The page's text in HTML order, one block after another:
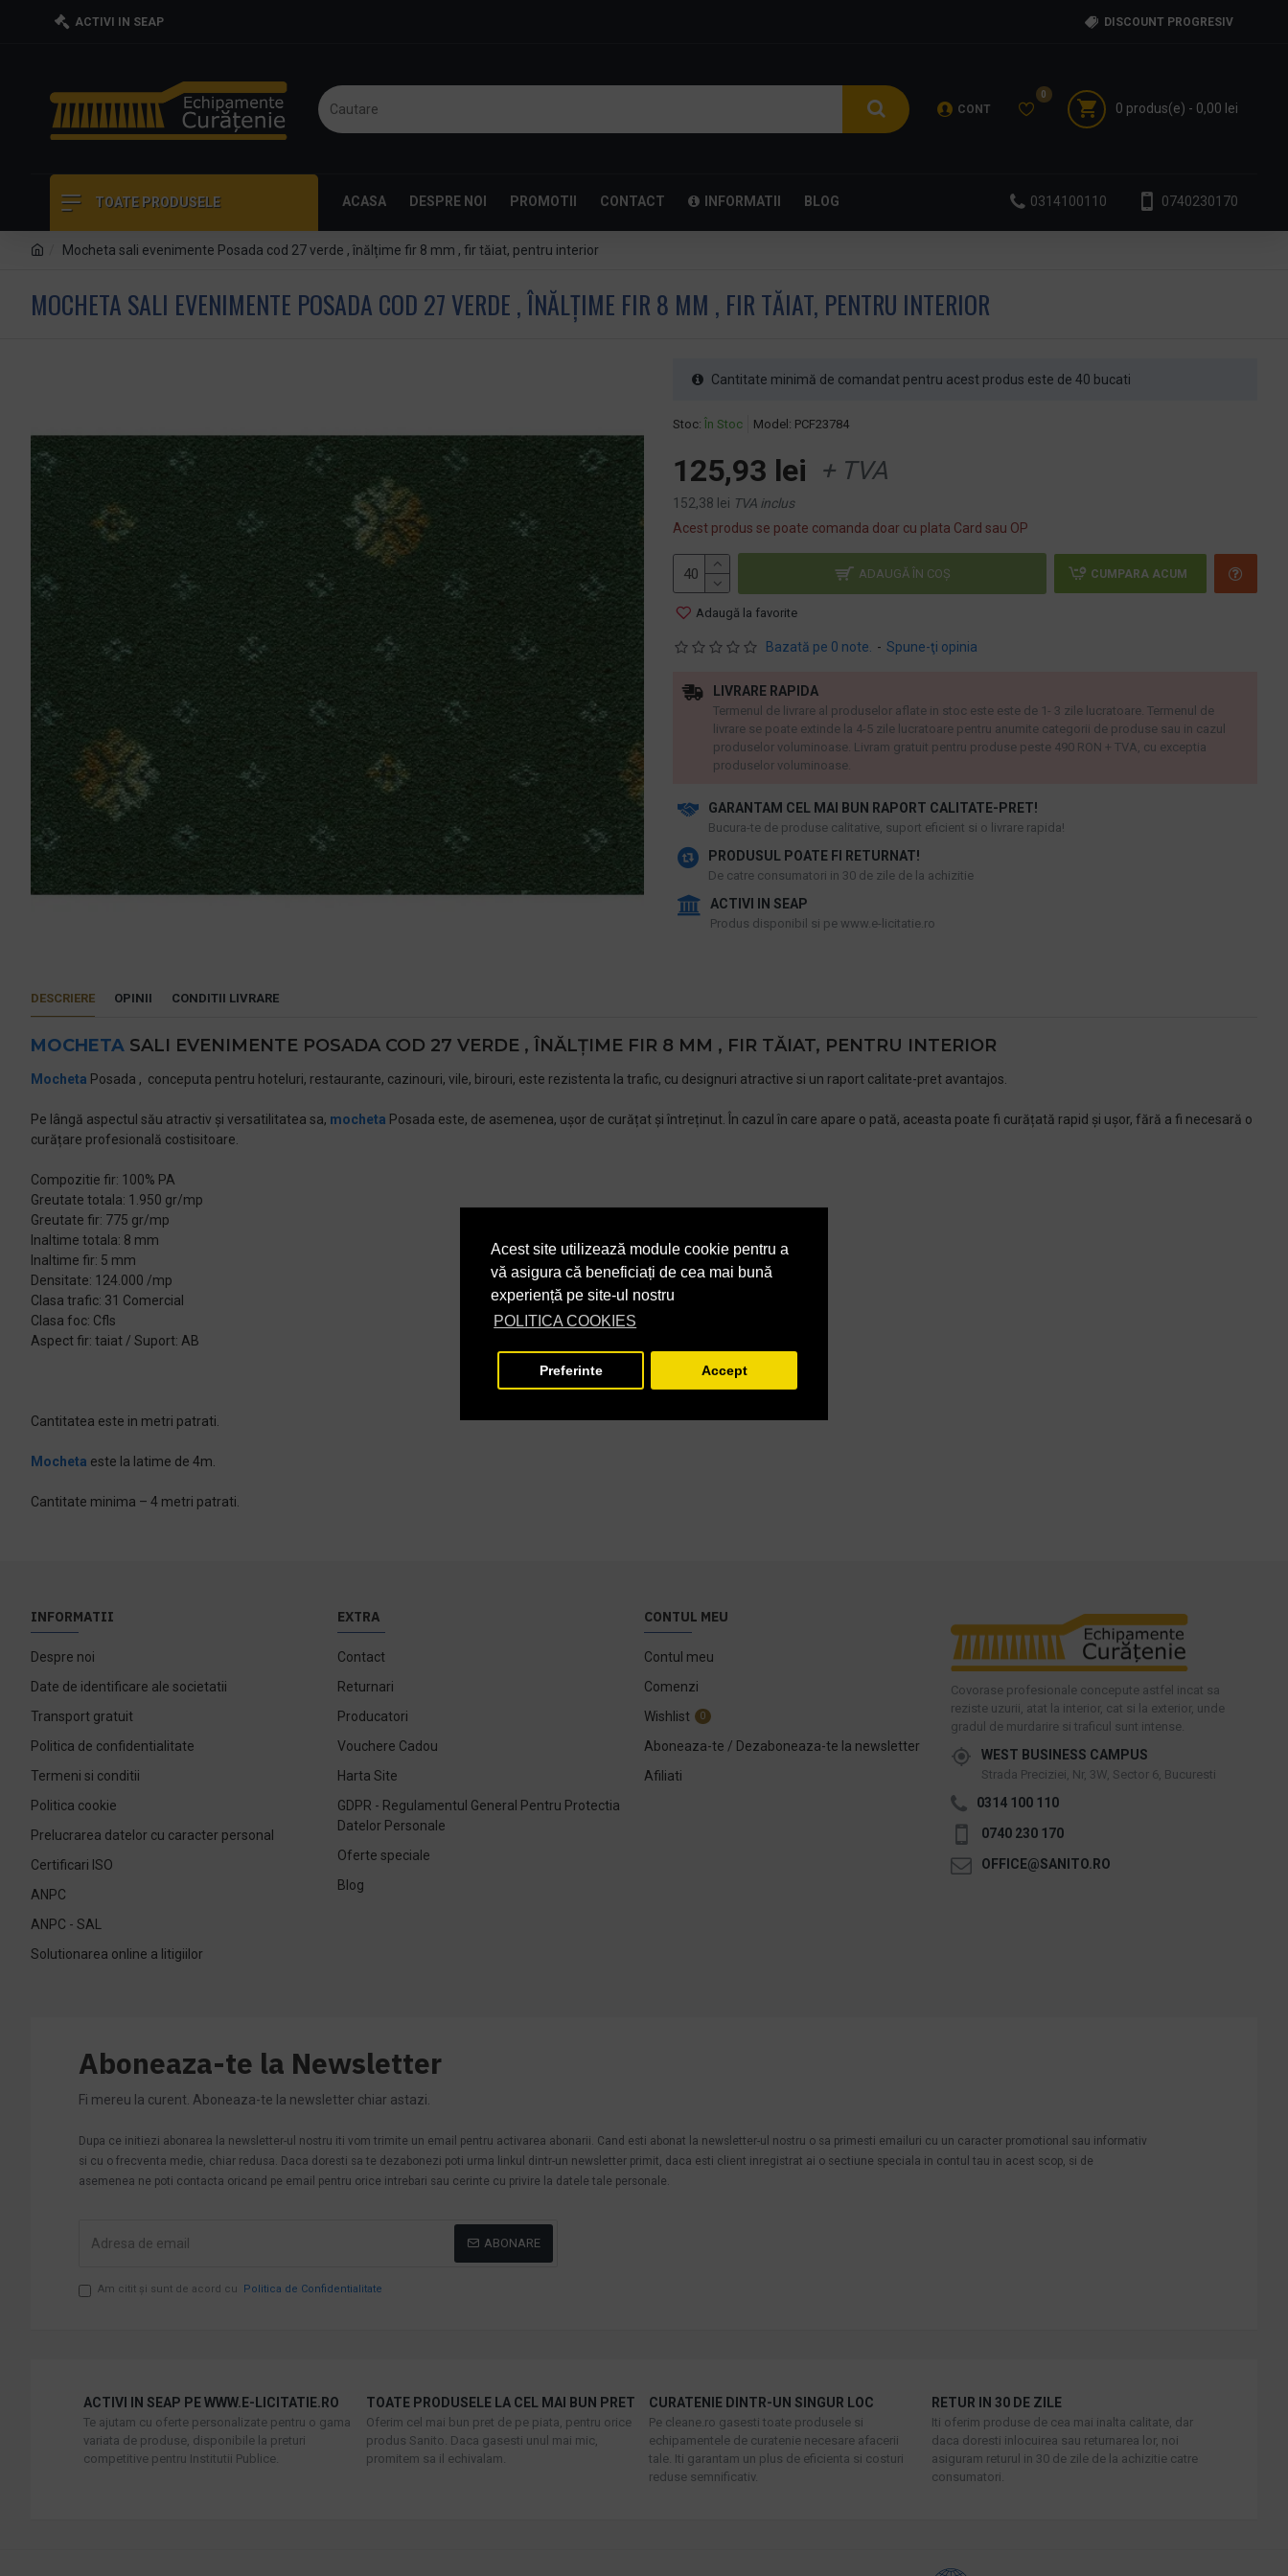
Acest site utilizează module cookie pentru a
vă asigura că beneficiați de cea mai bună
experiență pe site-ul nostru
POLITICA COOKIES
Preferinte Accept
ACTIVI IN SEAP DISCOUNT PROGRESIV
CONT
0
0 produs(e) - 0,00 lei
TOATE PRODUSELE ACASA DESPRE NOI PROMOTII CONTACT INFORMATII BLOG 0314100110 0740230170
Mocheta sali evenimente Posada cod 27 verde , înălțime fir 8 mm , fir tăiat, pentru interior
MOCHETA SALI EVENIMENTE POSADA COD 27 VERDE , ÎNĂLȚIME FIR 8 MM , FIR TĂIAT, PENTRU INTERIOR
Stoc: În Stoc Model: PCF23784
Bazată pe 0 note. - Spune-ţi opinia
125,93 lei + TVA
152,38 lei TVA inclus
Acest produs se poate comanda doar cu plata Card sau OP
ADAUGĂ ÎN COŞ CUMPARA ACUM
Adaugă la favorite
Cantitate minimă de comandat pentru acest produs este de 40 bucati
GARANTAM CEL MAI BUN RAPORT CALITATE-PRET!
​Bucura-te de produse calitative, suport eficient si o livrare rapida!
PRODUSUL POATE FI RETURNAT!
De catre consumatori in 30 de zile de la achizitie
ACTIVI IN SEAP
Produs disponibil si pe www.e-licitatie.ro
LIVRARE RAPIDA
Termenul de livrare al produselor aflate in stoc este este de 1- 3 zile lucratoare. Termenul de
livrare se poate extinde la 4-5 zile lucratoare pentru anumite categorii de produse sau in cazul
produselor voluminoase. Livram gratuit pentru produse peste 490 RON + TVA, cu exceptia
produselor voluminoase.
DESCRIERE OPINII CONDITII LIVRARE
MOCHETA SALI EVENIMENTE POSADA COD 27 VERDE , ÎNĂLȚIME FIR 8 MM , FIR TĂIAT, PENTRU INTERIOR
Mocheta Posada , conceputa pentru hoteluri, restaurante, cazinouri, vile, birouri, este rezistenta la trafic, cu designuri atractive si un raport calitate-pret avantajos.
Pe lângă aspectul său atractiv și versatilitatea sa, mocheta Posada este, de asemenea, ușor de curățat și întreținut. În cazul în care apare o pată, aceasta poate fi curățată rapid și ușor, fără a fi necesară o
curățare profesională costisitoare.
Compozitie fir: 100% PA
Greutate totala: 1.950 gr/mp
Greutate fir: 775 gr/mp
Inaltime totala: 8 mm
Inaltime fir: 5 mm
Densitate: 124.000 /mp
Clasa trafic: 31 Comercial
Clasa foc: Cfls
Aspect fir: taiat / Suport: AB
Cantitatea este in metri patrati.
Mocheta este la latime de 4m.
Cantitate minima – 4 metri patrati.
INFORMATII
Despre noi
Date de identificare ale societatii
Transport gratuit
Politica de confidentialitate
Termeni si conditii
Politica cookie
Prelucrarea datelor cu caracter personal
Certificari ISO
ANPC
ANPC - SAL
Solutionarea online a litigiilor
EXTRA
Contact
Returnari
Producatori
Vouchere Cadou
Harta Site
GDPR - Regulamentul General Pentru Protectia
Datelor Personale
Oferte speciale
Blog
CONTUL MEU
Contul meu
Comenzi
Wishlist
0
Aboneaza-te / Dezaboneaza-te la newsletter
Afiliati
Covorase profesionale concepute astfel incat sa
reziste uzurii, atat la interior, cat si la exterior, unde
gradul de murdarire si traficul sunt intense.
WEST BUSINESS CAMPUS
Strada Preciziei, Nr, 3W, Sector 6, Bucuresti
0314 100 110
0740 230 170
OFFICE@SANITO.RO
Aboneaza-te la Newsletter
Fi mereu la curent. Aboneaza-te la newsletter chiar astazi.
Dupa ce initiezi abonarea la newsletter-ul nostru iti vom trimite un email pentru activarea abonarii. Cand esti abonat la newsletter-ul nostru o sa primesti emailuri cu un caracter promotional sau informativ
si cu o frecventa medie, chiar redusa. Daca doresti sa te dezabonezi poti urma linkul dintr-un newsletter primit, daca esti client inregistrat ai o sectiune speciala in contul tau in acest scop, si de
asemenea ne poti contacta oricand pe email pentru orice intrebari sau cerinte cu privire la datele tale personale.
ABONARE
Am citit şi sunt de acord cu Politica de Confidentialitate
ACTIVI IN SEAP PE WWW.E-LICITATIE.RO
Te ajutam cu oferte personalizate pentru o gama
variata de produse, disponibile la preturi
competitive pentru Institutii Publice.
TOATE PRODUSELE LA CEL MAI BUN PRET
Oferim cel mai bun pret de pe piata, pentru orice
produs Sanito. Daca gasesti unul mai mic,
promitem sa il echivalam.
CURATENIE DINTR-UN SINGUR LOC
Pe cleane.ro gasesti toate produsele si
echipamentele de curatenie necesare afacerii
tale. Iti garantam un plus de eficienta si costuri
reduse semnificativ.
RETUR IN 30 DE ZILE
Iti oferim produse de cea mai inalta calitate, dar
daca doresti inlocuirea sau returnarea lor, noi
asiguram returul in 30 de zile de la achizitie catre
consumatori.